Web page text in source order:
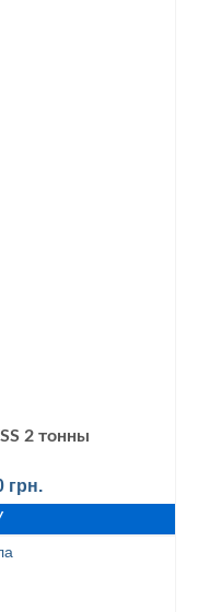
2 тонны
грн.Текущая
цена: